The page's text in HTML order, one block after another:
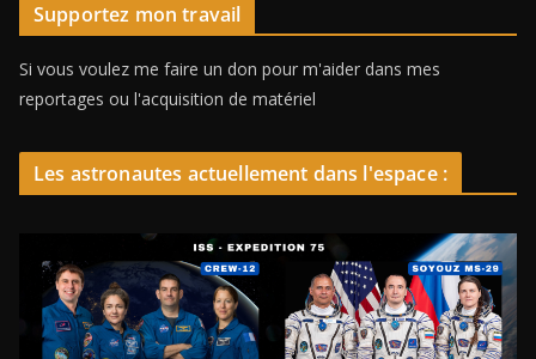
Supportez mon travail
Si vous voulez me faire un don pour m'aider dans mes
reportages ou l'acquisition de matériel
Les astronautes actuellement dans l'espace :